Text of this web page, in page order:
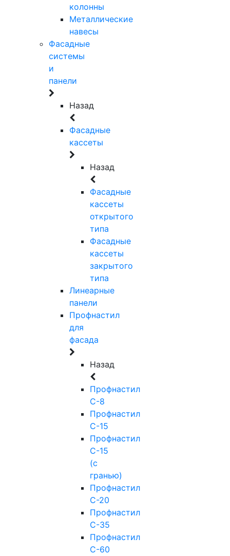
колонны
Металлические
навесы
Фасадные
системы
и
панели
Назад
Фасадные
кассеты
Назад
Фасадные
кассеты
открытого
типа
Фасадные
кассеты
закрытого
типа
Линеарные
панели
Профнастил
для
фасада
Назад
Профнастил
С-8
Профнастил
С-15
Профнастил
С-15
(с
гранью)
Профнастил
С-20
Профнастил
С-35
Профнастил
С-60